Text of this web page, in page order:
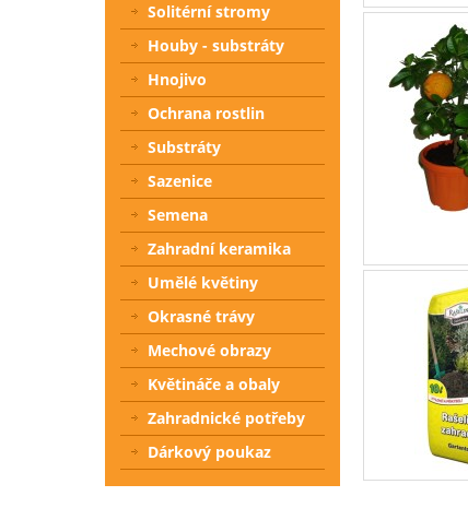
Solitérní stromy
Houby - substráty
Hnojivo
Ochrana rostlin
Substráty
Sazenice
Semena
Zahradní keramika
Umělé květiny
Okrasné trávy
Mechové obrazy
Květináče a obaly
Zahradnické potřeby
Dárkový poukaz